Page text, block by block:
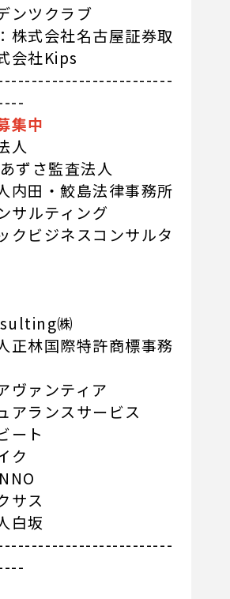
ンツクラブ
式会社名古屋証券取
会社Kips
集中
人
ずさ監査法人
内田・鮫島法律事務所
サルティング
クビジネスコンサルタ
㈱
正林国際特許商標事務
ヴァンティア
アランスサービス
ート
ク
サス
白坂